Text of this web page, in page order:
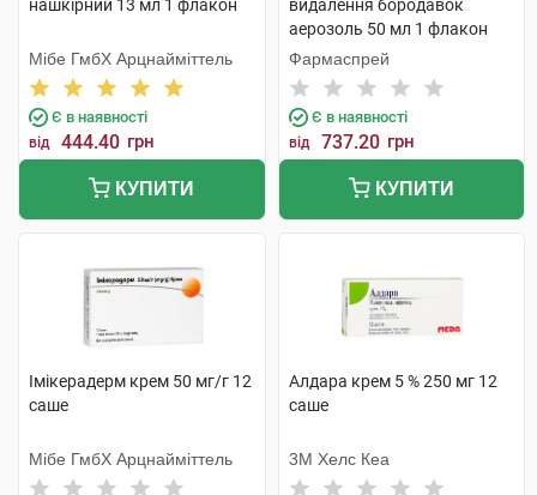
нашкірний 13 мл 1 флакон
Мібе ГмбХ Арцнайміттель
Є в наявності
від 444.40 грн
КУПИТИ
видалення бородавок
аерозоль 50 мл 1 флакон
Фармаспрей
Є в наявності
від 737.20 грн
КУПИТИ
Імікерадерм крем 50 мг/г 12
саше
Мібе ГмбХ Арцнайміттель
Алдара крем 5 % 250 мг 12
саше
3М Хелс Кеа